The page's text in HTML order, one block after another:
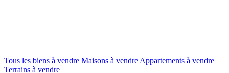
Tous les biens à vendre Maisons à vendre Appartements à vendre
Terrains à vendre